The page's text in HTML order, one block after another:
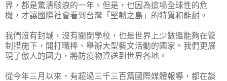
界，都是驚濤駭浪的一年。但是，也因為這場全球性的危
機，才讓國際社會看到台灣「堅韌之島」的特質和能耐。
我們沒有封城，沒有關閉學校，也是世界上少數還能夠在管
制措施下，開打職棒、舉辦大型藝文活動的國家。我們更展
現了傲人的國力，將防疫物資送到世界各地。
從今年三月以來，有超過三千三百篇國際媒體報導，都在談